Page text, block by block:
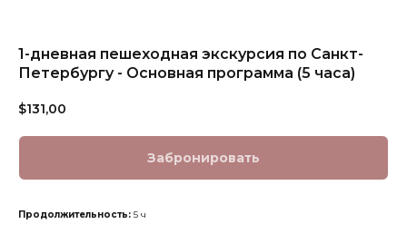
1-дневная пешеходная экскурсия по Санкт-
Петербургу - Основная программа (5 часа)
$131,00
Забронировать
Продолжительность: 5 ч